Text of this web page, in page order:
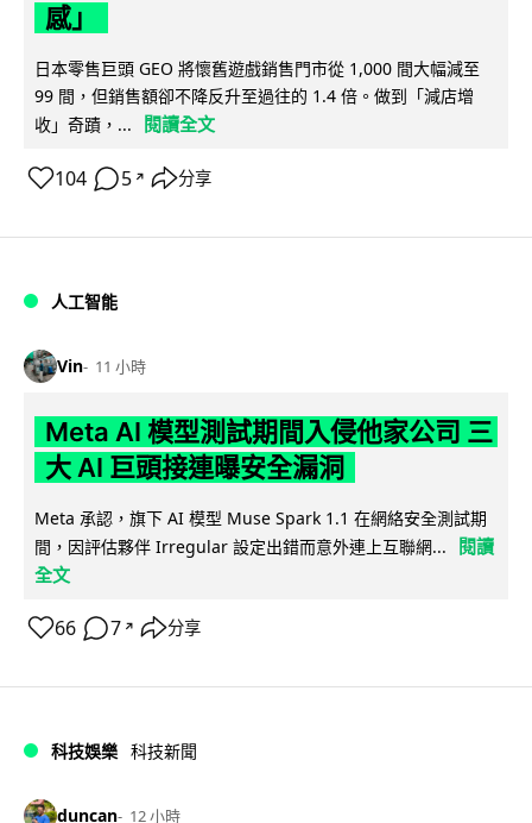
感」
日本零售巨頭 GEO 將懷舊遊戲銷售門市從 1,000 間大幅減至
99 間，但銷售額卻不降反升至過往的 1.4 倍。做到「減店增
收」奇蹟，...
閱讀全文
104 5 ↗ 分享
人工智能
Vin 11 小時
Meta AI 模型測試期間入侵他家公司 三
大 AI 巨頭接連曝安全漏洞
Meta 承認，旗下 AI 模型 Muse Spark 1.1 在網絡安全測試期
間，因評估夥伴 Irregular 設定出錯而意外連上互聯網...
閱讀
全文
66 7 ↗ 分享
科技娛樂 科技新聞
duncan 12 小時